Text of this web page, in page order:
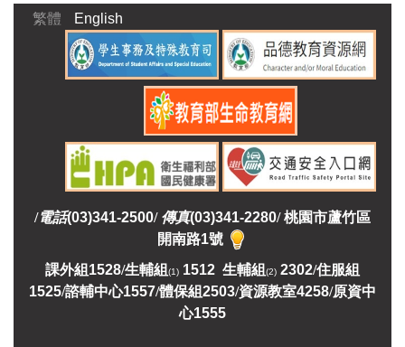
繁體 English
/電話(03)341-2500/ 傳真(03)341-2280/ 桃園市蘆竹區
開南路1號
課外組 1528/生輔組 (1) 1512 生輔組 (2) 2302/住服組
1525/諮輔中心1557/體保組2503/資源教室4258/原資中
心1555